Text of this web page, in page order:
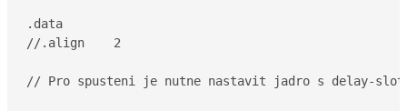
.data
//.align    2
// Pro spusteni je nutne nastavit jadro s delay-